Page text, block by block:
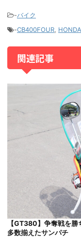
-バイク
-CB400FOUR, HONDA
関連記事
【GT380】争奪戦を
多数揃えたサンパチ